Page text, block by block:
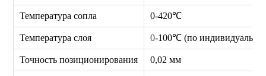
Температура сопла 0-420℃
Температура слоя 0-100℃ (по
Точность позиционирования 0,02 мм